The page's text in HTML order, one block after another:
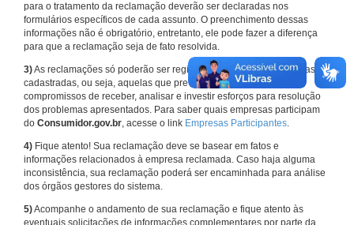
para o tratamento da reclamação deverão ser declaradas nos
formulários específicos de cada assunto. O preenchimento dessas
informações não é obrigatório, entretanto, ele pode fazer a diferença
para que a reclamação seja de fato resolvida.
3)As reclamações só poderão ser registradas em face de empresas
cadastradas, ou seja, aquelas que previamente assumiram
compromissos de receber, analisar e investir esforços para resolução
dos problemas apresentados. Para saber quais empresas participam
do Consumidor.gov.br, acesse o link Empresas Participantes.
4) Fique atento! Sua reclamação deve se basear em fatos e
informações relacionados à empresa reclamada. Caso haja alguma
inconsistência, sua reclamação poderá ser encaminhada para análise
dos órgãos gestores do sistema.
5)Acompanhe o andamento de sua reclamação e fique atento às